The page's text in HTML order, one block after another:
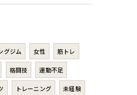
グジム 女性 筋トレ
格闘技 運動不足
トレーニング 未経験